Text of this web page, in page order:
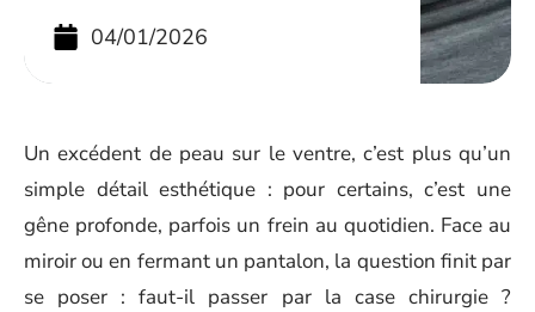
04/01/2026
Un excédent de peau sur le ventre, c’est plus qu’un
simple détail esthétique : pour certains, c’est une
gêne profonde, parfois un frein au quotidien. Face au
miroir ou en fermant un pantalon, la question finit par
se poser : faut-il passer par la case chirurgie ?